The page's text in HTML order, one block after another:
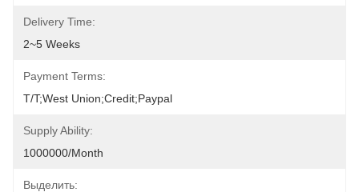
Delivery Time:
2~5 Weeks
Payment Terms:
T/T;West Union;Credit;Paypal
Supply Ability:
1000000/month
Выделить: